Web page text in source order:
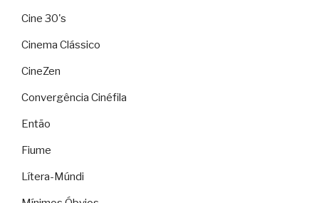
Cine 30's
Cinema Clássico
CineZen
Convergência Cinéfila
Então
Fiume
Lítera-Múndi